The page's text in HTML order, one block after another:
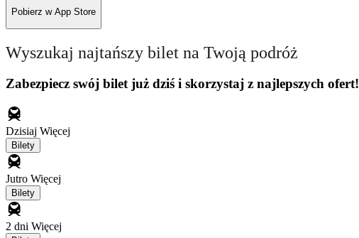
Pobierz w App Store
Wyszukaj najtańszy bilet na Twoją podróż
Zabezpiecz swój bilet już dziś i skorzystaj z najlepszych ofert!
Dzisiaj Więcej
Bilety
Jutro Więcej
Bilety
2 dni Więcej